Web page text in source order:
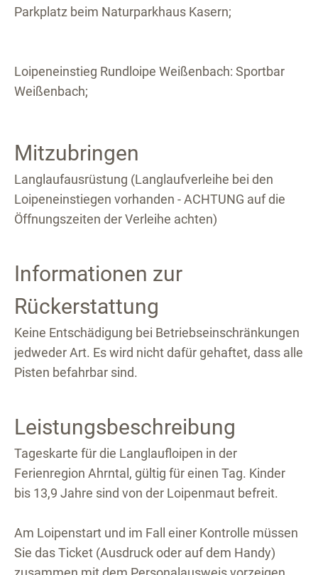
Parkplatz beim Naturparkhaus Kasern;
Loipeneinstieg Rundloipe Weißenbach: Sportbar
Weißenbach;
Mitzubringen
Langlaufausrüstung (Langlaufverleihe bei den
Loipeneinstiegen vorhanden - ACHTUNG auf die
Öffnungszeiten der Verleihe achten)
Informationen zur
Rückerstattung
Keine Entschädigung bei Betriebseinschränkungen
jedweder Art. Es wird nicht dafür gehaftet, dass alle
Pisten befahrbar sind.
Leistungsbeschreibung
Tageskarte für die Langlaufloipen in der
Ferienregion Ahrntal, gültig für einen Tag. Kinder
bis 13,9 Jahre sind von der Loipenmaut befreit.
Am Loipenstart und im Fall einer Kontrolle müssen
Sie das Ticket (Ausdruck oder auf dem Handy)